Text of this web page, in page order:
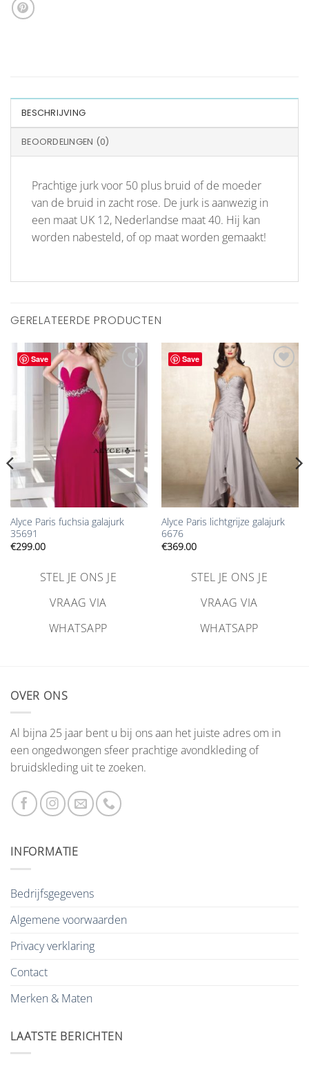
BESCHRIJVING
BEOORDELINGEN (0)
Prachtige jurk voor 50 plus bruid of de moeder
van de bruid in zacht rose. De jurk is aanwezig in
een maat UK 12, Nederlandse maat 40. Hij kan
worden nabesteld, of op maat worden gemaakt!
GERELATEERDE PRODUCTEN
Save
verlanglijst
toevoegen
Alyce Paris fuchsia galajurk
35691
€299.00
STEL JE ONS JE
VRAAG VIA
WHATSAPP
Save
verlanglijst
toevoegen
Alyce Paris lichtgrijze galajurk
6676
€369.00
STEL JE ONS JE
VRAAG VIA
WHATSAPP
OVER ONS
Al bijna 25 jaar bent u bij ons aan het juiste adres om in
een ongedwongen sfeer prachtige avondkleding of
bruidskleding uit te zoeken.
INFORMATIE
Bedrijfsgegevens
Algemene voorwaarden
Privacy verklaring
Contact
Merken & Maten
LAATSTE BERICHTEN